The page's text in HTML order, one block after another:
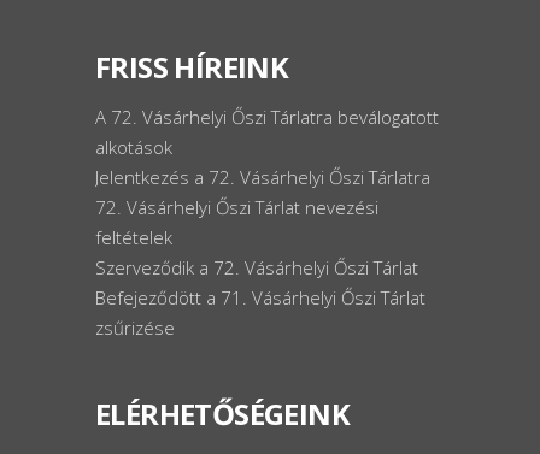
FRISS HÍREINK
A 72. Vásárhelyi Őszi Tárlatra beválogatott
alkotások
Jelentkezés a 72. Vásárhelyi Őszi Tárlatra
72. Vásárhelyi Őszi Tárlat nevezési
feltételek
Szerveződik a 72. Vásárhelyi Őszi Tárlat
Befejeződött a 71. Vásárhelyi Őszi Tárlat
zsűrizése
ELÉRHETŐSÉGEINK